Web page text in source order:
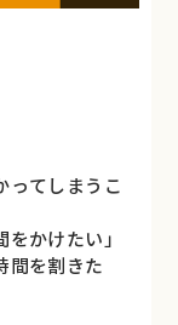
ってしまうこ
かけたい」
間を割きた